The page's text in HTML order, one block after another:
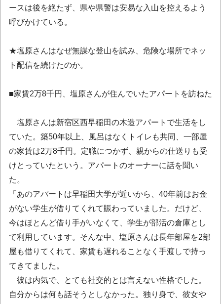
ースは後を絶たず、県や県警は安易な入山を控えるよう
呼びかけている。
★塩原さんはなぜ無謀な登山を試み、危険な場所でネッ
ト配信を続けたのか。
■家賃2万8千円、塩原さんが住んでいたアパートを訪ねた
塩原さんは新宿区西早稲田の木造アパートで生活をし
ていた。築50年以上、風呂はなくトイレも共同、一部屋
の家賃は2万8千円。定職につかず、親からの仕送りも受
けとっていたという。アパートのオーナーに話を聞い
た。
「あのアパートは早稲田大学が近いから、40年前はお金
がない学生が借りてくれて賑わっていました。だけど、
今はほとんど借り手がいなくて、学生が部活の倉庫とし
て利用しています。そんな中、塩原さんは長年部屋を2部
屋も借りてくれて、家賃も遅れることなく手渡しで持っ
てきてました。
彼は内気で、とても社交的とは言えない性格でした。
自分からは何も話そうとしなかった。独り身で、彼女や